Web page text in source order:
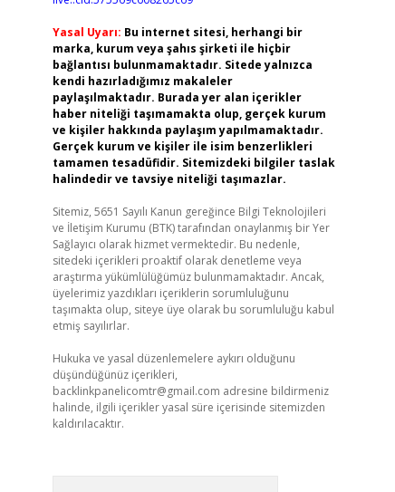
Yasal Uyarı: Bu internet sitesi, herhangi bir
marka, kurum veya şahıs şirketi ile hiçbir
bağlantısı bulunmamaktadır. Sitede yalnızca
kendi hazırladığımız makaleler
paylaşılmaktadır. Burada yer alan içerikler
haber niteliği taşımamakta olup, gerçek kurum
ve kişiler hakkında paylaşım yapılmamaktadır.
Gerçek kurum ve kişiler ile isim benzerlikleri
tamamen tesadüfidir. Sitemizdeki bilgiler taslak
halindedir ve tavsiye niteliği taşımazlar.
Sitemiz, 5651 Sayılı Kanun gereğince Bilgi Teknolojileri
ve İletişim Kurumu (BTK) tarafından onaylanmış bir Yer
Sağlayıcı olarak hizmet vermektedir. Bu nedenle,
sitedeki içerikleri proaktif olarak denetleme veya
araştırma yükümlülüğümüz bulunmamaktadır. Ancak,
üyelerimiz yazdıkları içeriklerin sorumluluğunu
taşımakta olup, siteye üye olarak bu sorumluluğu kabul
etmiş sayılırlar.
Hukuka ve yasal düzenlemelere aykırı olduğunu
düşündüğünüz içerikleri,
backlinkpanelicomtr@gmail.com adresine bildirmeniz
halinde, ilgili içerikler yasal süre içerisinde sitemizden
kaldırılacaktır.